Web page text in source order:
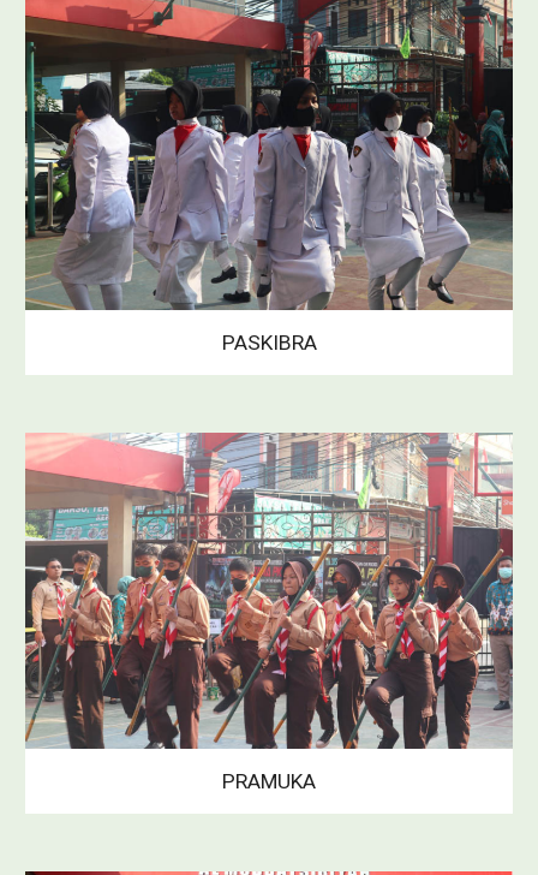
PASKIBRA
PRAMUKA